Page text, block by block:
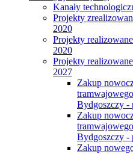
Kanały
Projekty
2020
Projekty
2020
Projekty
2027
Zakup
Bydgoszczy -
Zakup
Bydgoszczy -
Zakup